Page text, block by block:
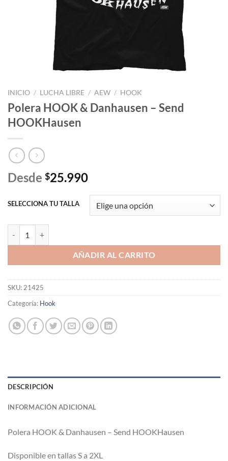
INICIO / LUCHA LIBRE / AEW / HOOK
Polera HOOK & Danhausen – Send
HOOKHausen
Desde $25.990
SELECCIONA TU TALLA
AÑADIR AL CARRITO
SKU:21425
Categoría: Hook
DESCRIPCIÓN
INFORMACIÓN ADICIONAL
Polera HOOK & Danhausen – Send HOOKHausen
Disponible en tallas S a 2XL